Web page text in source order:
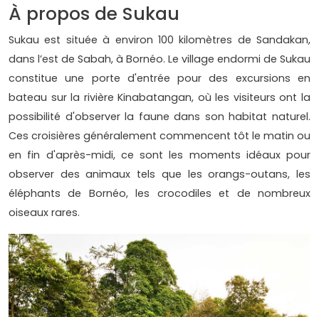
À propos de Sukau
Sukau est située à environ 100 kilomètres de Sandakan,
dans l’est de Sabah, à Bornéo. Le village endormi de Sukau
constitue une porte d'entrée pour des excursions en
bateau sur la rivière Kinabatangan, où les visiteurs ont la
possibilité d'observer la faune dans son habitat naturel.
Ces croisières généralement commencent tôt le matin ou
en fin d'après-midi, ce sont les moments idéaux pour
observer des animaux tels que les orangs-outans, les
éléphants de Bornéo, les crocodiles et de nombreux
oiseaux rares.